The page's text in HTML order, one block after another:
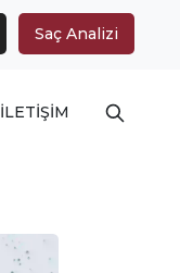
Saç Analizi
İLETİŞİM Arama